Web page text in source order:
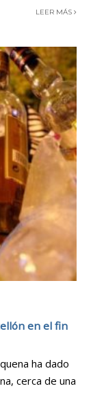
LEER MÁS
en el fin
ha dado
cerca de una